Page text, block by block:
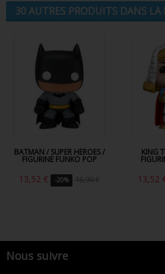
30 AUTRES PRODUITS DANS LA
BATMAN / SUPER HEROES /
FIGURINE FUNKO POP
13,52 € -20% 16,90 €
KING
13,52
Nous suivre